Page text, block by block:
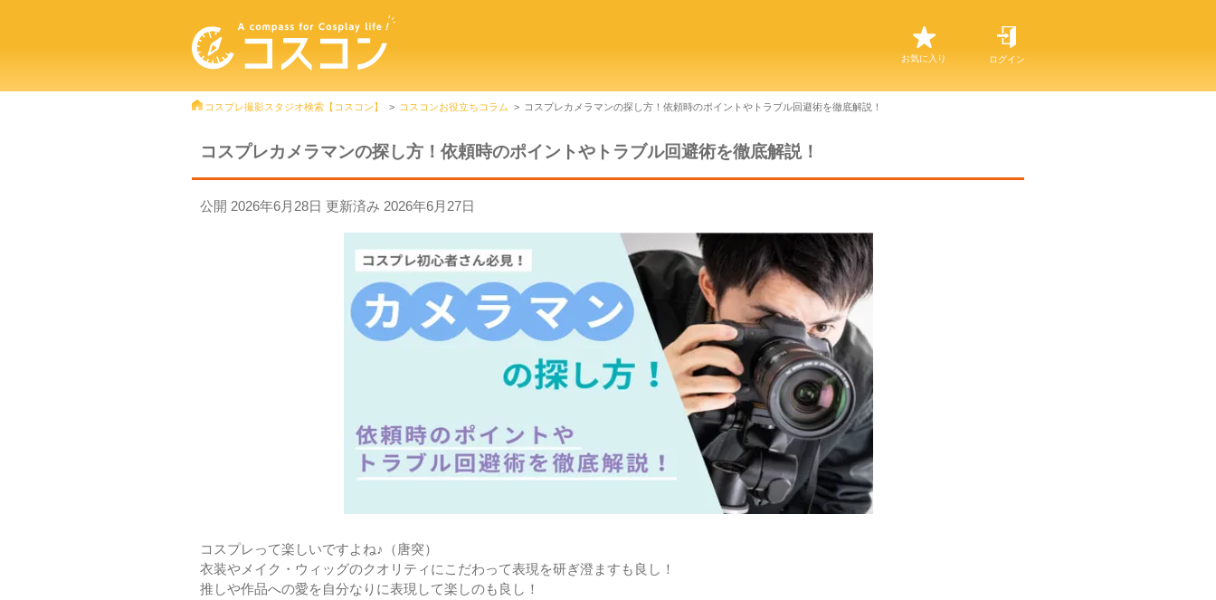
お気に入り ログイン
コスプレ撮影スタジオ検索【コスコン】 コスコンお役立ちコラム コスプレカメラマンの探し方！依頼時のポイントやトラブル回避術を徹底解説！
コスプレカメラマンの探し方！依頼時のポイントやトラブル回避術を徹底解説！
公開 2026年6月28日 更新済み 2026年6月27日
コスプレって楽しいですよね♪（唐突）
衣装やメイク・ウィッグのクオリティにこだわって表現を研ぎ澄ますも良し！
推しや作品への愛を自分なりに表現して楽しのも良し！